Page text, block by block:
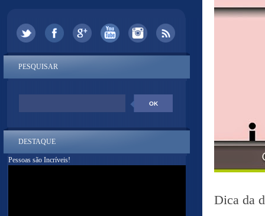
Dica da
PESQUISAR
DESTAQUE
Pessoas são Incríveis!